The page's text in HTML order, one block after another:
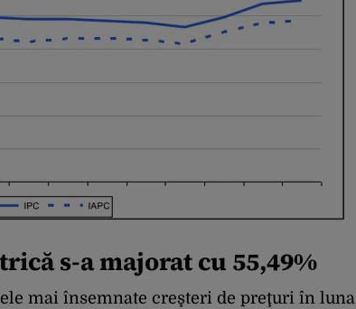
s-a majorat cu 55,49%
mai însemnate creşteri de preţuri în luna